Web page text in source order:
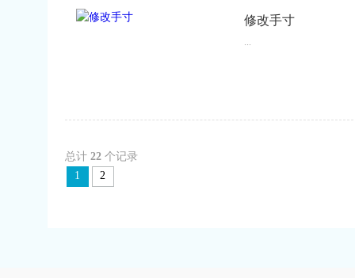
修改手寸
...
总计 22个记录
1
2